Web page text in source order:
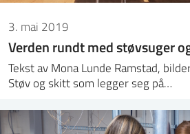
3. mai 2019
Verden rundt med støvsuger
Tekst av Mona Lunde Ramstad,
Støv og skitt som legger seg på…